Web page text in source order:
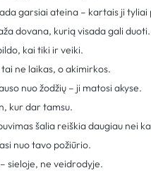
garsiai ateina – kartais ji tyliai
dovana, kurią visada gali duoti.
kai tiki ir veiki.
ne laikas, o akimirkos.
nuo žodžių – ji matosi akyse.
kur dar tamsu.
šalia reiškia daugiau nei
nuo tavo požiūrio.
sieloje, ne veidrodyje.